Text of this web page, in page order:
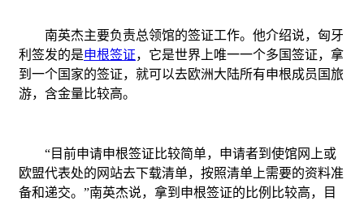
南英杰主要负责总领馆的签证工作。他介绍说，匈牙
利签发的是申根签证，它是世界上唯一一个多国签证，拿
到一个国家的签证，就可以去欧洲大陆所有申根成员国旅
游，含金量比较高。
“目前申请申根签证比较简单，申请者到使馆网上或
欧盟代表处的网站去下载清单，按照清单上需要的资料准
备和递交。”南英杰说，拿到申根签证的比例比较高，目